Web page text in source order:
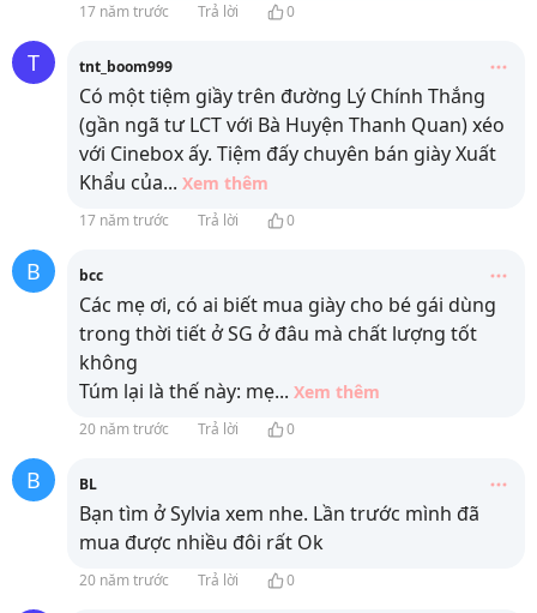
17 năm trước Trả lời 0
T tnt_boom999
Có một tiệm giầy trên đường Lý Chính Thắng
(gần ngã tư LCT với Bà Huyện Thanh Quan) xéo
với Cinebox ấy. Tiệm đấy chuyên bán giày Xuất
Khẩu của... Xem thêm
17 năm trước Trả lời 0
B bcc
Các mẹ ơi, có ai biết mua giày cho bé gái dùng
trong thời tiết ở SG ở đâu mà chất lượng tốt
không
Túm lại là thế này: mẹ... Xem thêm
20 năm trước Trả lời 0
B BL
Bạn tìm ở Sylvia xem nhe. Lần trước mình đã
mua được nhiều đôi rất Ok
20 năm trước Trả lời 0